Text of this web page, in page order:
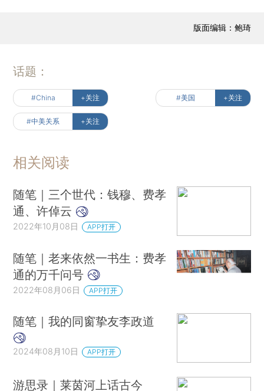
版面编辑：鲍琦
话题：
#China +关注 #美国 +关注
#中美关系 +关注
相关阅读
随笔｜三个世代：钱穆、费孝
通、许倬云
2022年10月08日 APP打开
随笔｜老来依然一书生：费孝
通的万千问号
2022年08月06日 APP打开
随笔｜我的同窗挚友李政道
2024年08月10日 APP打开
游思录｜莱茵河上话古今